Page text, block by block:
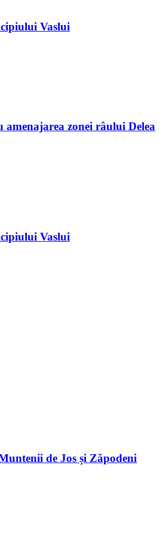
Vaslui
zonei râului Delea
Vaslui
de Jos și Zăpodeni